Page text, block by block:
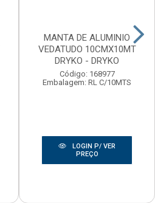
MANTA DE ALUMINIO
VEDATUDO 10CMX10MT
DRYKO - DRYKO
Código: 168977
Embalagem: RL C/10MTS
LOGIN P/ VER
PREÇO